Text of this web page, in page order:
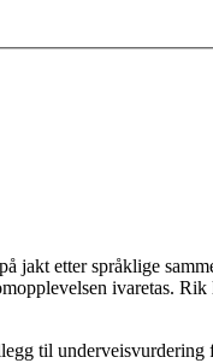
etter språklige
ivaretas.
til